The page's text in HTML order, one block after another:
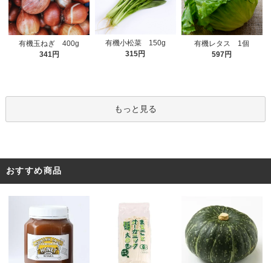
有機玉ねぎ 400g
341円
有機小松菜 150g
315円
有機レタス 1個
597円
もっと見る
おすすめ商品